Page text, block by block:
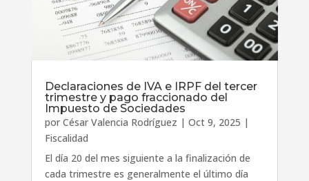
Declaraciones de IVA e IRPF del tercer
trimestre y pago fraccionado del
Impuesto de Sociedades
por César Valencia Rodríguez | Oct 9, 2025 |
Fiscalidad
El día 20 del mes siguiente a la finalización de
cada trimestre es generalmente el último día